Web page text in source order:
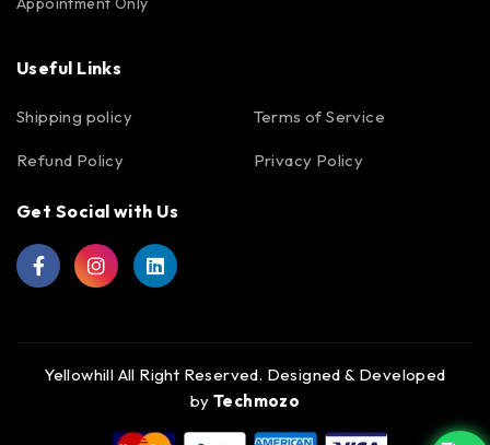
Useful Links
Shipping policy
Refund Policy
Terms of Service
Privacy Policy
Get Social with Us
Yellowhill All Right Reserved. Designed & Developed
by Techmozo